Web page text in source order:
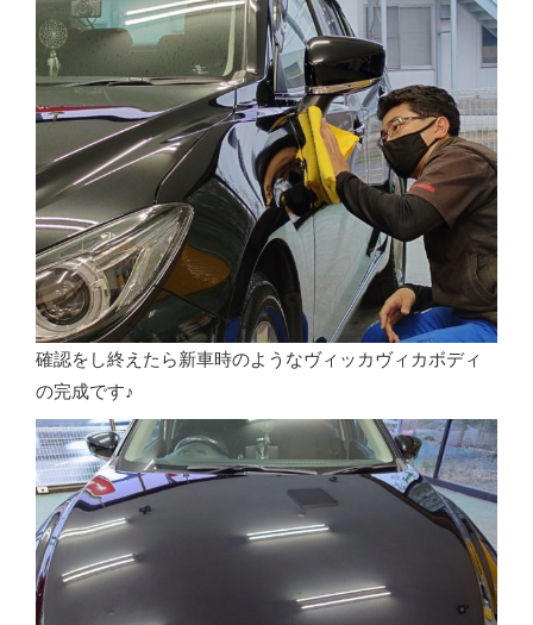
確認をし終えたら新車時のようなヴィッカヴィカボディ
の完成です♪